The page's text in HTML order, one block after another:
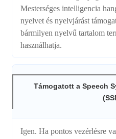
Mesterséges intelligencia
nyelvet és nyelvjárást
bármilyen nyelvű tartalom
használhatja.
Támogatott a Speech
Igen. Ha pontos vezérlésre